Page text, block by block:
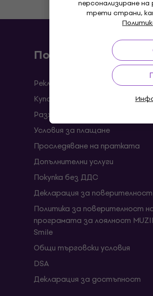
персонализиране
трети страни,
Покупка
Рекламации и откази от
Kупони
Разходи и срокове за доставка
Условия за плащане
Проследяване на пратката
Допълнителни услуги
Покупка без ДДС
Декларация за поверителност
Политика за поверителност
програмата за лоялност
Smile
Общи търговски условия
DSA
Декларация за достъпност